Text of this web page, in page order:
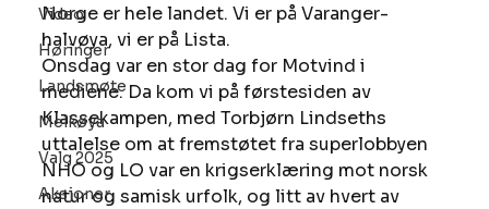
Video
Høringer
Landsmøte
Melkøya
Valg 2025
Aksjoner
Norge er hele landet. Vi er på Varanger-
halvøya, vi er på Lista.
Onsdag var en stor dag for Motvind i
mediene. Da kom vi på førstesiden av
Klassekampen, med Torbjørn Lindseths
uttalelse om at fremstøtet fra superlobbyen
NHO og LO var en krigserklæring mot norsk
natur og samisk urfolk, og litt av hvert av